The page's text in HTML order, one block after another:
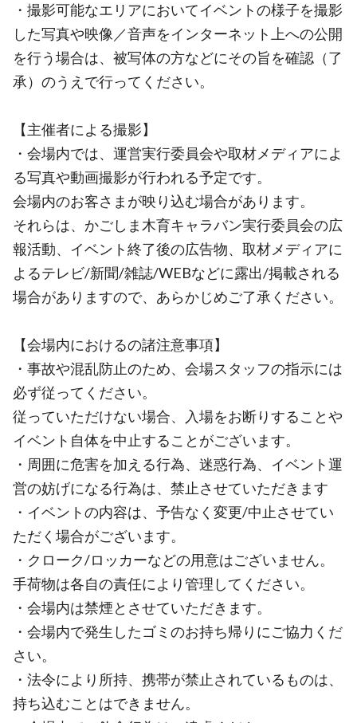
・撮影可能なエリアにおいてイベントの様子を撮影
した写真や映像／音声をインターネット上への公開
を行う場合は、被写体の方などにその旨を確認（了
承）のうえで行ってください。
【主催者による撮影】
・会場内では、運営実行委員会や取材メディアによ
る写真や動画撮影が行われる予定です。
会場内のお客さまが映り込む場合があります。
それらは、かごしま木育キャラバン実行委員会の広
報活動、イベント終了後の広告物、取材メディアに
よるテレビ/新聞/雑誌/WEBなどに露出/掲載される
場合がありますので、あらかじめご了承ください。
【会場内におけるの諸注意事項】
・事故や混乱防止のため、会場スタッフの指示には
必ず従ってください。
従っていただけない場合、入場をお断りすることや
イベント自体を中止することがございます。
・周囲に危害を加える行為、迷惑行為、イベント運
営の妨げになる行為は、禁止させていただきます
・イベントの内容は、予告なく変更/中止させてい
ただく場合がございます。
・クローク/ロッカーなどの用意はございません。
手荷物は各自の責任により管理してください。
・会場内は禁煙とさせていただきます。
・会場内で発生したゴミのお持ち帰りにご協力くだ
さい。
・法令により所持、携帯が禁止されているものは、
持ち込むことはできません。